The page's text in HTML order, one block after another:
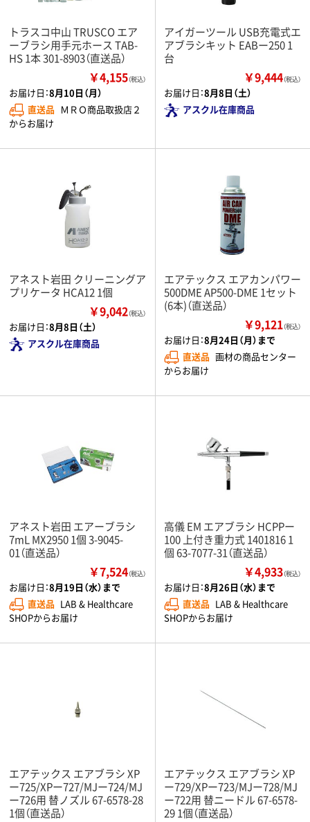
トラスコ中山 TRUSCO エア
ーブラシ用手元ホース TAB-
HS 1本 301-8903（直送品）
￥4,155（税込）
お届け日：8月10日（月）
直送品 ＭＲＯ商品取扱店２
からお届け
アイガーツール USB充電式エ
アブラシキット EABー250 1
台
￥9,444（税込）
お届け日：8月8日（土）
アスクル在庫商品
アネスト岩田 クリーニングア
プリケータ HCA12 1個
￥9,042（税込）
お届け日：8月8日（土）
アスクル在庫商品
エアテックス エアカンパワー
500DME AP500-DME 1セット
(6本)（直送品）
￥9,121（税込）
お届け日：8月24日（月）まで
直送品 画材の商品センター
からお届け
アネスト岩田 エアーブラシ
7mL MX2950 1個 3-9045-
01（直送品）
￥7,524（税込）
お届け日：8月19日（水）まで
直送品 LAB & Healthcare
SHOPからお届け
高儀 EM エアブラシ HCPPー
100 上付き重力式 1401816 1
個 63-7077-31（直送品）
￥4,933（税込）
お届け日：8月26日（水）まで
直送品 LAB & Healthcare
SHOPからお届け
エアテックス エアブラシ XP
ー725/XPー727/MJー724/MJ
ー726用 替ノズル 67-6578-28
1個（直送品）
エアテックス エアブラシ XP
ー729/XPー723/MJー728/MJ
ー722用 替ニードル 67-6578-
29 1個（直送品）